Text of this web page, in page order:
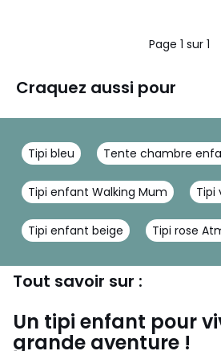
Page 1 sur 1
Craquez aussi pour
Tipi bleu Tente chambre
Tipi enfant Walking Mum Tipi
Tipi enfant beige Tipi rose
Tout savoir sur :
Un tipi enfant pour
grande aventure !